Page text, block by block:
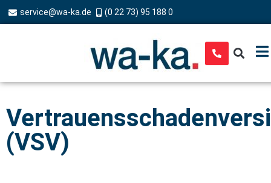
service@wa-ka.de (0 22 73) 95 188 0
(VSV)